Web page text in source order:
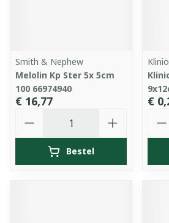
Smith & Nephew
Melolin Kp Ster 5x 5cm
100 66974940
€ 16,77
Bestel
€